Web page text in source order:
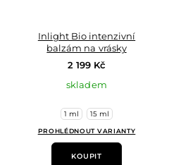
Inlight Bio intenzivní
balzám na vrásky
2 199 Kč
skladem
1 ml 15 ml
PROHLÉDNOUT VARIANTY
KOUPIT